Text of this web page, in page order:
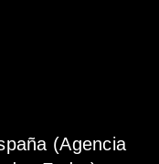
(Agencia